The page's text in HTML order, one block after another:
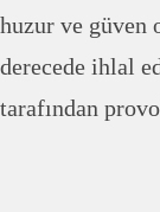
huzur ve güven
derecede ihlal
tarafından